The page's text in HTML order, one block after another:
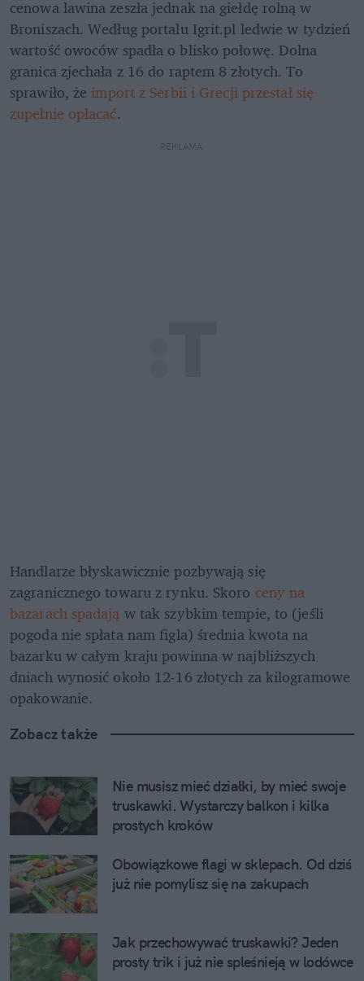
cenowa lawina zeszła jednak na giełdę rolną w
Broniszach. Według portalu Igrit.pl ledwie w tydzień
wartość owoców spadła o blisko połowę. Dolna
granica zjechała z 16 do raptem 8 złotych. To
sprawiło, że import z Serbii i Grecji przestał się
zupełnie opłacać.
REKLAMA
Handlarze błyskawicznie pozbywają się
zagranicznego towaru z rynku. Skoro ceny na
bazarach spadają w tak szybkim tempie, to (jeśli
pogoda nie spłata nam figla) średnia kwota na
bazarku w całym kraju powinna w najbliższych
dniach wynosić około 12-16 złotych za kilogramowe
opakowanie.
Zobacz także
Nie musisz mieć działki, by mieć swoje
truskawki. Wystarczy balkon i kilka
prostych kroków
Obowiązkowe flagi w sklepach. Od dziś
już nie pomylisz się na zakupach
Jak przechowywać truskawki? Jeden
prosty trik i już nie spleśnieją w lodówce